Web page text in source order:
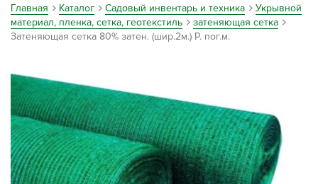
Главная Каталог Садовый инвентарь и техника
Укрывной
материал, пленка, сетка, геотекстиль
затеняющая сетка
Затеняющая сетка 80% затен. (шир.2м.) Р. пог.м.